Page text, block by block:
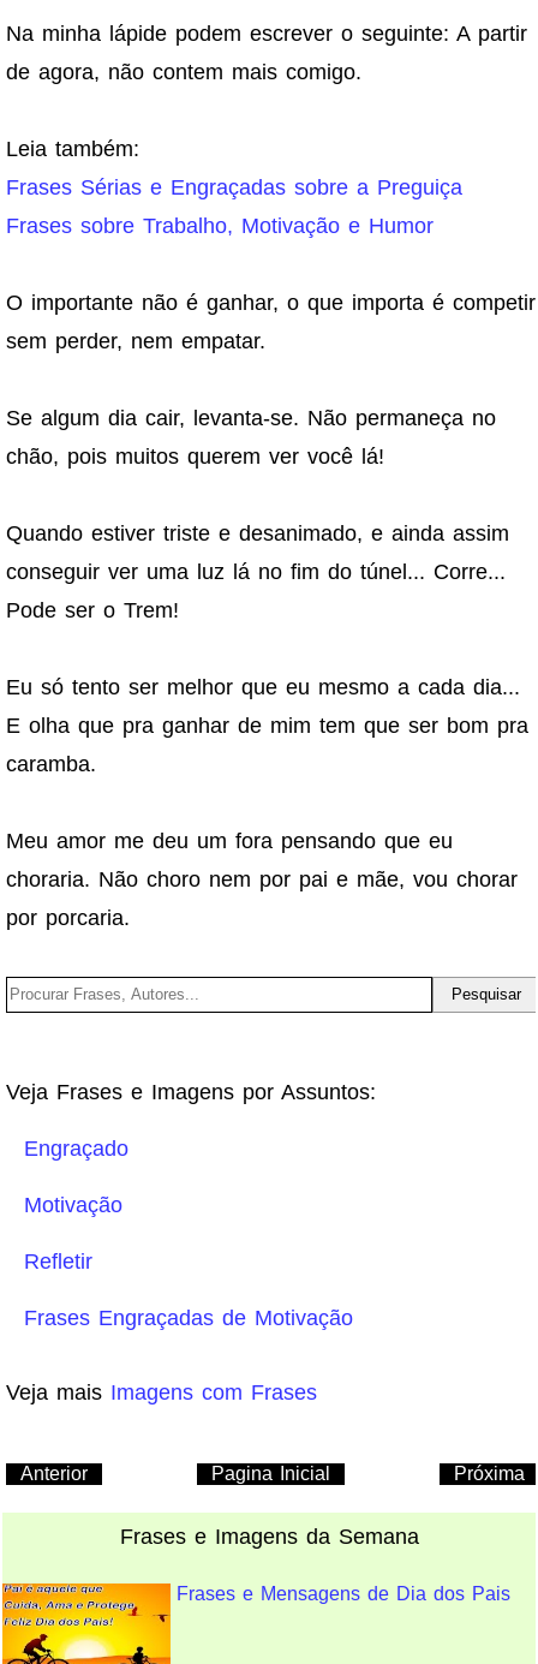
Na minha lápide podem escrever o seguinte: A partir
de agora, não contem mais comigo.
Leia também:
Frases Sérias e Engraçadas sobre a Preguiça
Frases sobre Trabalho, Motivação e Humor
O importante não é ganhar, o que importa é competir
sem perder, nem empatar.
Se algum dia cair, levanta-se. Não permaneça no
chão, pois muitos querem ver você lá!
Quando estiver triste e desanimado, e ainda assim
conseguir ver uma luz lá no fim do túnel... Corre...
Pode ser o Trem!
Eu só tento ser melhor que eu mesmo a cada dia...
E olha que pra ganhar de mim tem que ser bom pra
caramba.
Meu amor me deu um fora pensando que eu
choraria. Não choro nem por pai e mãe, vou chorar
por porcaria.
Veja Frases e Imagens por Assuntos:
Engraçado
Motivação
Refletir
Frases Engraçadas de Motivação
Veja mais Imagens com Frases
Anterior Próxima
Pagina Inicial
Frases e Imagens da Semana
Frases e Mensagens de Dia dos Pais